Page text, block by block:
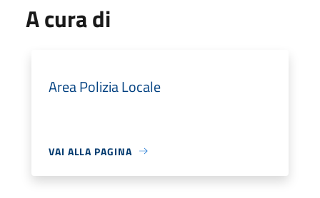
A cura di
Area Polizia Locale
VAI ALLA PAGINA